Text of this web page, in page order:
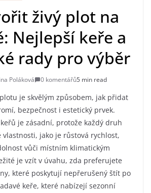
živý plot na
Nejlepší keře a
rady pro výběr
Poláková 0 komentářů5 min read
je skvělým způsobem, jak přidat
bezpečnost i estetický prvek.
je zásadní, protože každý druh
vlastnosti, jako je růstová rychlost,
vůči místním klimatickým
je vzít v úvahu, zda preferujete
které poskytují nepřerušený štít po
keře, které nabízejí sezonní